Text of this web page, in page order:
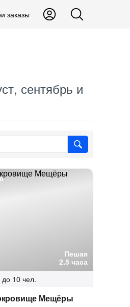
заказы
сентябрь и
Пешая
2.5 часа
до 10 чел.
Мещёры